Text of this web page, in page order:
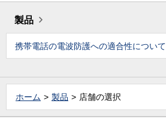
製品
携帯電話の電波防護への適合性について
ホーム 製品 店舗の選択